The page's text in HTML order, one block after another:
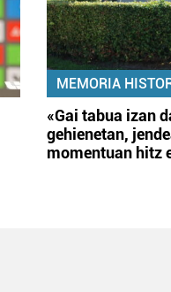
MEMORIA
«Gai tabua izan
gehienetan,
momentuan hitz